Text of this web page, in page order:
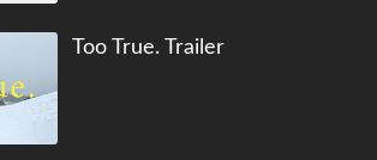
Too True. Trailer